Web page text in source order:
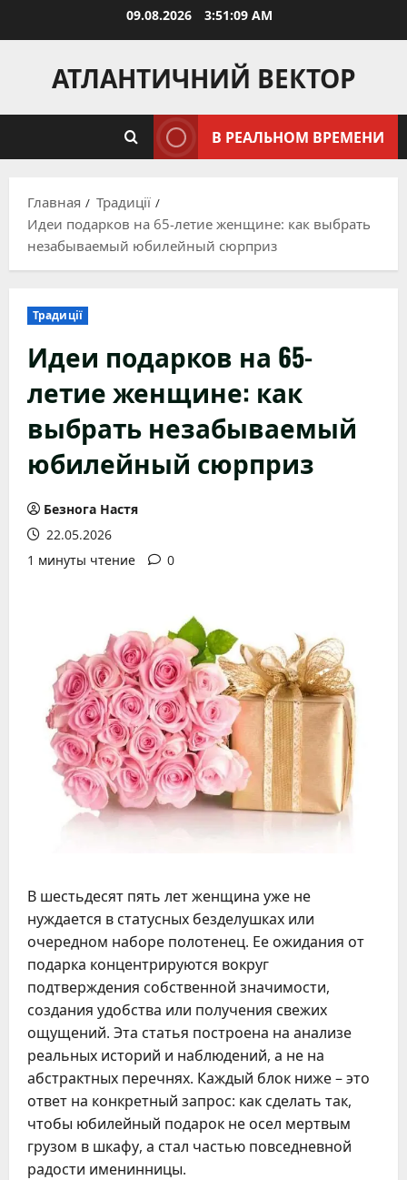
09.08.2026 3:51:10 AM
АТЛАНТИЧНИЙ ВЕКТОР
В РЕАЛЬНОМ ВРЕМЕНИ
Главная
Традиції
Идеи подарков на 65-летие женщине: как выбрать
незабываемый юбилейный сюрприз
Традиції
Идеи подарков на 65-
летие женщине: как
выбрать незабываемый
юбилейный сюрприз
Безнога Настя
22.05.2026
1 минуты чтение
0
В шестьдесят пять лет женщина уже не
нуждается в статусных безделушках или
очередном наборе полотенец. Ее ожидания от
подарка концентрируются вокруг
подтверждения собственной значимости,
создания удобства или получения свежих
ощущений. Эта статья построена на анализе
реальных историй и наблюдений, а не на
абстрактных перечнях. Каждый блок ниже – это
ответ на конкретный запрос: как сделать так,
чтобы юбилейный подарок не осел мертвым
грузом в шкафу, а стал частью повседневной
радости именинницы.